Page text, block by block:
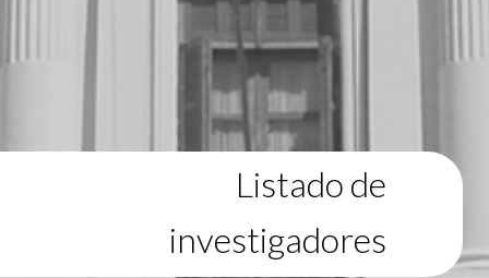
Listado de
investigadores